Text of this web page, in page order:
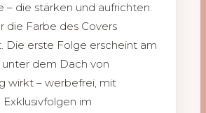
– die stärken und aufrichten.
die Farbe des Covers
Die erste Folge erscheint am
dem Dach von
wirkt – werbefrei, mit
Exklusivfolgen im